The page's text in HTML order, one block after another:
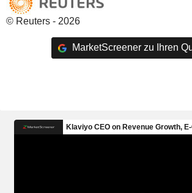
© Reuters - 2026
MarketScreener zu Ihren